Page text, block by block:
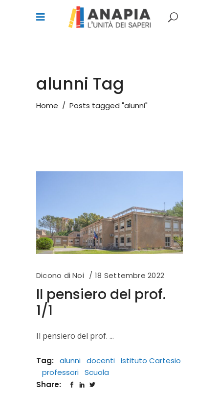
alunni Tag
Home / Posts tagged "alunni"
Dicono di Noi 18 Settembre 2022
Il pensiero del prof.
1/1
Il pensiero del prof.
Tag: alunni docenti Istituto Cartesio
professori Scuola
Share: